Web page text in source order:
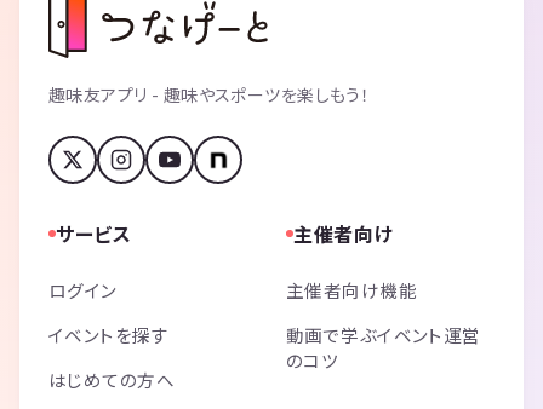
趣味友アプリ - 趣味やスポーツを楽しもう！
サービス
ログイン
イベントを探す
はじめての方へ
主催者向け
主催者向け機能
動画で学ぶイベント運営
のコツ